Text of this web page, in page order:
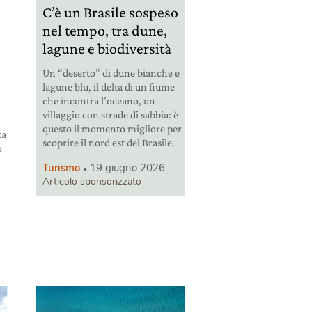
C’è un Brasile sospeso
nel tempo, tra dune,
lagune e biodiversità
Un “deserto” di dune bianche e
lagune blu, il delta di un fiume
che incontra l’oceano, un
villaggio con strade di sabbia: è
questo il momento migliore per
scoprire il nord est del Brasile.
Turismo 19 giugno 2026
Articolo sponsorizzato